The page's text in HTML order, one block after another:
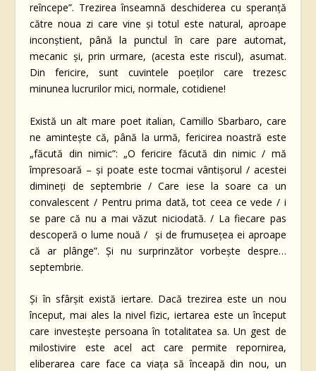
reîncepe”. Trezirea înseamnă deschiderea cu speranță
către noua zi care vine și totul este natural, aproape
inconștient, până la punctul în care pare automat,
mecanic și, prin urmare, (acesta este riscul), asumat.
Din fericire, sunt cuvintele poeților care trezesc
minunea lucrurilor mici, normale, cotidiene!
Există un alt mare poet italian, Camillo Sbarbaro, care
ne amintește că, până la urmă, fericirea noastră este
„făcută din nimic”: „O fericire făcută din nimic / mă
împresoară – și poate este tocmai vântișorul / acestei
dimineți de septembrie / Care iese la soare ca un
convalescent / Pentru prima dată, tot ceea ce vede / i
se pare că nu a mai văzut niciodată. / La fiecare pas
descoperă o lume nouă / și de frumusețea ei aproape
că ar plânge”. Și nu surprinzător vorbește despre…
septembrie.
Și în sfârșit există iertare. Dacă trezirea este un nou
început, mai ales la nivel fizic, iertarea este un început
care investește persoana în totalitatea sa. Un gest de
milostivire este acel act care permite repornirea,
eliberarea care face ca viața să înceapă din nou, un